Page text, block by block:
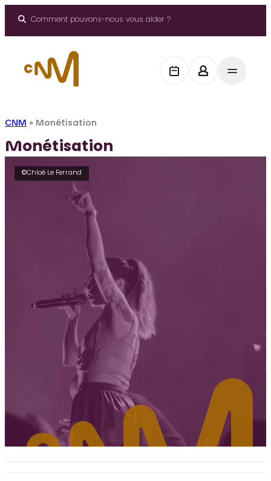
Comment pouvons-nous vous aider ?
CNM » Monétisation
Monétisation
©Chloé Le Ferrand